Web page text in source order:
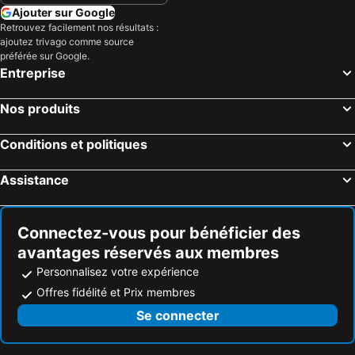
Miami Playa, Catalogne Hôtels
Calafell, Catalogne Hôtels
Madrid, Madrid Hôtels
Valence, Valence Hôtels
Benidorm, Valence Hôtels
Alicante, Valence Hôtels
Ajouter sur Google
Retrouvez facilement nos résultats :
ajoutez trivago comme source
préférée sur Google.
Entreprise
Nos produits
Conditions et politiques
Assistance
Connectez-vous pour bénéficier des
avantages réservés aux membres
Personnalisez votre expérience
Offres fidélité et Prix membres
Se connecter